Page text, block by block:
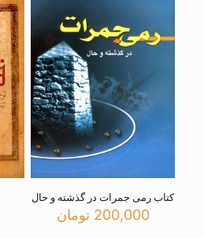
کتاب رمی جمرات در گذشته و حال
200,000 تومان